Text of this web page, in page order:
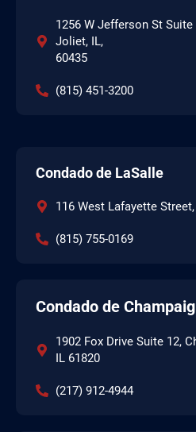
1256 W Jefferson St Suite
Joliet, IL,
60435
(815) 451-3200
Condado de LaSalle
116 West Lafayette
(815) 755-0169
Condado de
1902 Fox Drive Suite 12,
IL 61820
(217) 912-4944